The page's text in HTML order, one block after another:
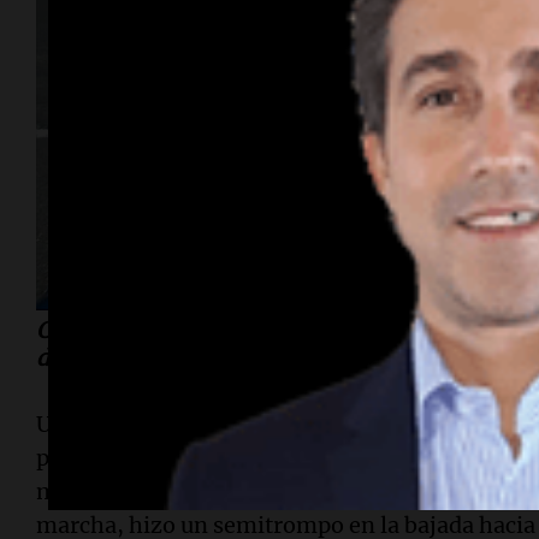
Con un coche incómodo, Colapinto entra en
de la tanda cuando apretaba por bajar sus
Usó gomas blandas desde el inicio, pero el
primeras vueltas quedaban -la mejor en
mientras las de su compañero Pierre Gasly lo
marcha, hizo un semitrompo en la bajada